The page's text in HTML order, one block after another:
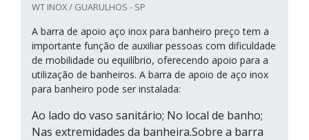
WT INOX / GUARULHOS - SP
A barra de apoio aço inox para banheiro preço tem a
importante função de auxiliar pessoas com dificuldade
de mobilidade ou equilíbrio, oferecendo apoio para a
utilização de banheiros. A barra de apoio de aço inox
para banheiro pode ser instalada:
Ao lado do vaso sanitário; No local de banho;
Nas extremidades da banheira.Sobre a barra